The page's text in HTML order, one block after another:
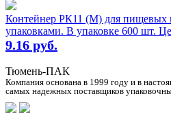
Контейнер РК11 (М) для пищевых
упаковками. В упаковке 600 шт.
9.16 руб.
Тюмень-ПАК
Компания основана в 1999 году и в
самых надежных поставщиков